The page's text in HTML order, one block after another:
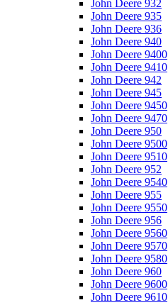
John Deere 932
John Deere 935
John Deere 936
John Deere 940
John Deere 9400
John Deere 9410
John Deere 942
John Deere 945
John Deere 9450
John Deere 9470
John Deere 950
John Deere 9500
John Deere 9510
John Deere 952
John Deere 9540
John Deere 955
John Deere 9550
John Deere 956
John Deere 9560
John Deere 9570
John Deere 9580
John Deere 960
John Deere 9600
John Deere 9610